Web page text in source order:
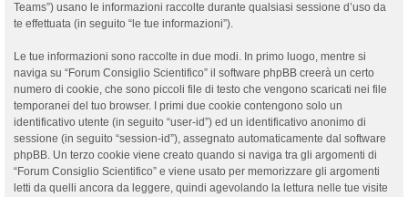
Teams”) usano le informazioni raccolte durante qualsiasi sessione d’uso da
te effettuata (in seguito “le tue informazioni”).
Le tue informazioni sono raccolte in due modi. In primo luogo, mentre si
naviga su “Forum Consiglio Scientifico” il software phpBB creerà un certo
numero di cookie, che sono piccoli file di testo che vengono scaricati nei file
temporanei del tuo browser. I primi due cookie contengono solo un
identificativo utente (in seguito “user-id”) ed un identificativo anonimo di
sessione (in seguito “session-id”), assegnato automaticamente dal software
phpBB. Un terzo cookie viene creato quando si naviga tra gli argomenti di
“Forum Consiglio Scientifico” e viene usato per memorizzare gli argomenti
letti da quelli ancora da leggere, quindi agevolando la lettura nelle tue visite